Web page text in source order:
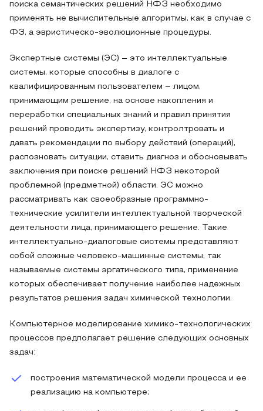
поиска семантических решений НФЗ необходимо
применять не вычислительные алгоритмы, как в случае с
ФЗ, а эвристическо-эволюционные процедуры.
Экспертные системы (ЭС) – это интеллектуальные
системы, которые способны в диалоге с
квалифицированным пользователем – лицом,
принимающим решение, на основе накопления и
переработки специальных знаний и правил принятия
решений проводить экспертизу, контролтровать и
давать рекомендации по выбору действий (операций),
распозновать ситуации, ставить диагноз и обосновывать
заключения при поиске решений НФЗ некоторой
проблемной (предметной) области. ЭС можно
рассматривать как своеобразные программно-
технические усилители интеллектуальной творческой
деятельности лица, принимающего решение. Такие
интеллектуально-диалоговые системы представляют
собой сложные человеко-машинные системы, так
называемые системы эргатического типа, применение
которых обеспечивает получение наиболее надежных
результатов решения задач химической технологии.
Компьютерное моделирование химико-технологических
процессов предполагает решение следующих основных
задач:
построения математической модели процесса и ее
реализацию на компьютере;